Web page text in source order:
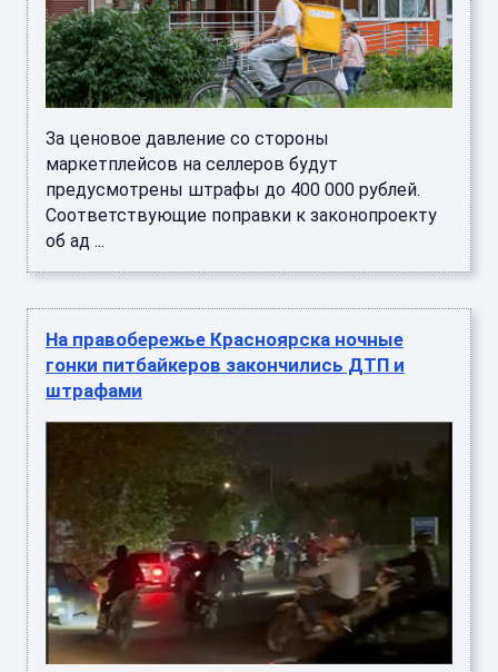
За ценовое давление со стороны
маркетплейсов на селлеров будут
предусмотрены штрафы до 400 000 рублей.
Соответствующие поправки к законопроекту
об ад ...
На правобережье Красноярска ночные
гонки питбайкеров закончились ДТП и
штрафами